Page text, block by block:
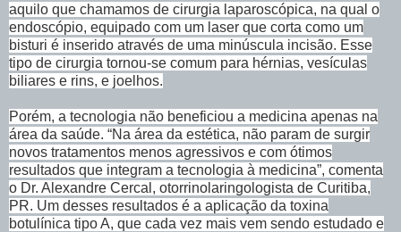
aquilo que chamamos de cirurgia laparoscópica, na qual o
endoscópio, equipado com um laser que corta como um
bisturi é inserido através de uma minúscula incisão. Esse
tipo de cirurgia tornou-se comum para hérnias, vesículas
biliares e rins, e joelhos.
Porém, a tecnologia não beneficiou a medicina apenas na
área da saúde. “Na área da estética, não param de surgir
novos tratamentos menos agressivos e com ótimos
resultados que integram a tecnologia à medicina”, comenta
o Dr. Alexandre Cercal, otorrinolaringologista de Curitiba,
PR. Um desses resultados é a aplicação da toxina
botulínica tipo A, que cada vez mais vem sendo estudado e